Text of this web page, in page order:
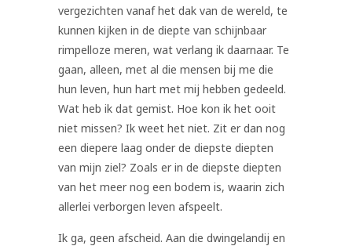
vergezichten vanaf het dak van de wereld, te
kunnen kijken in de diepte van schijnbaar
rimpelloze meren, wat verlang ik daarnaar. Te
gaan, alleen, met al die mensen bij me die
hun leven, hun hart met mij hebben gedeeld.
Wat heb ik dat gemist. Hoe kon ik het ooit
niet missen? Ik weet het niet. Zit er dan nog
een diepere laag onder de diepste diepten
van mijn ziel? Zoals er in de diepste diepten
van het meer nog een bodem is, waarin zich
allerlei verborgen leven afspeelt.
Ik ga, geen afscheid. Aan die dwingelandij en